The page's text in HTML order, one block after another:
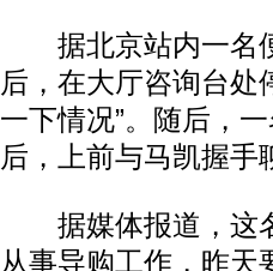
据北京站内一名便
后，在大厅咨询台处
一下情况”。随后，
后，上前与马凯握手
据媒体报道，这名
从事导购工作，昨天